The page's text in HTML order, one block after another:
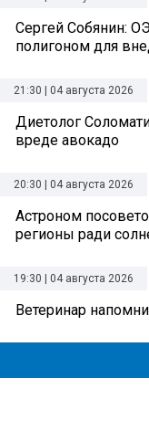
Сергей Собянин:
полигоном для
21:30 | 04 августа 2026
Диетолог
вреде авокадо
20:30 | 04 августа 2026
Астроном
регионы ради
19:30 | 04 августа 2026
Ветеринар